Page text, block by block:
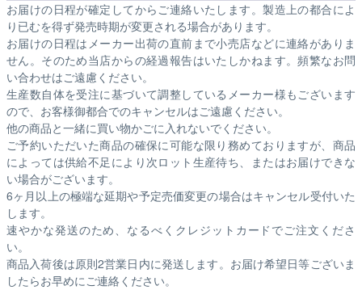
お届けの日程が確定してからご連絡いたします。製造上の都合によ
り已むを得ず発売時期が変更される場合があります。
お届けの日程はメーカー出荷の直前まで小売店などに連絡がありま
せん。そのため当店からの経過報告はいたしかねます。頻繁なお問
い合わせはご遠慮ください。
生産数自体を受注に基づいて調整しているメーカー様もございます
ので、お客様御都合でのキャンセルはご遠慮ください。
他の商品と一緒に買い物かごに入れないでください。
ご予約いただいた商品の確保に可能な限り務めておりますが、商品
によっては供給不足により次ロット生産待ち、またはお届けできな
い場合がございます。
6ヶ月以上の極端な延期や予定売価変更の場合はキャンセル受付いた
します。
速やかな発送のため、なるべくクレジットカードでご注文くださ
い。
商品入荷後は原則2営業日内に発送します。お届け希望日等ございま
したらお早めにご連絡ください。